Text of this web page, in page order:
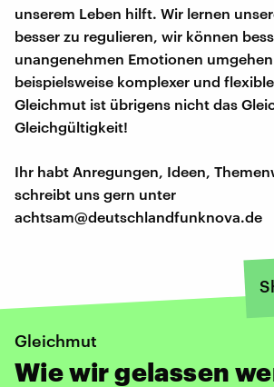
unserem Leben hilft. Wir lernen
besser zu regulieren, wir können
unangenehmen Emotionen
beispielsweise komplexer und
Gleichmut ist übrigens nicht das
Gleichgültigkeit!
Ihr habt Anregungen, Ideen,
schreibt uns gern unter
achtsam@deutschlandfunknova.de
Gleichmut
Wie wir gelassen